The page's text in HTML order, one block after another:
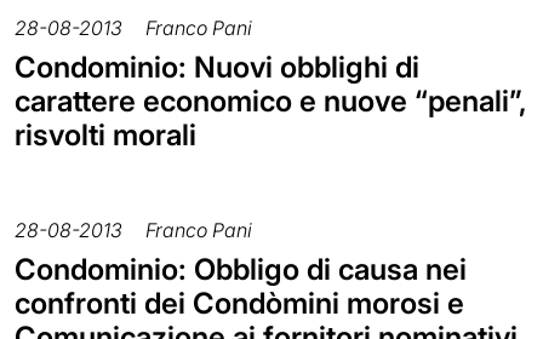
28-08-2013 Franco Pani
Condominio: Nuovi obblighi di
carattere economico e nuove “penali”,
risvolti morali
28-08-2013 Franco Pani
Condominio: Obbligo di causa nei
confronti dei Condòmini morosi e